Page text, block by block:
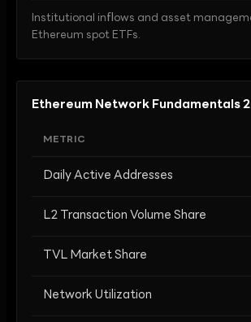
Institutional inflows and asset
Ethereum spot ETFs.
Ethereum Network Fundamentals
METRIC
Daily Active Addresses
L2 Transaction Volume Share
TVL Market Share
Network Utilization